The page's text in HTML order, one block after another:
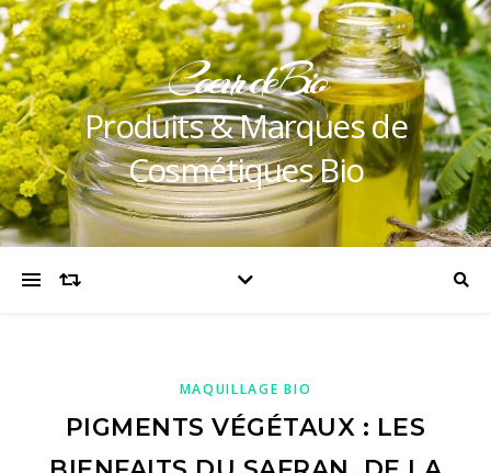
Coeur de Bio
Produits & Marques de
Cosmétiques Bio
MAQUILLAGE BIO
PIGMENTS VÉGÉTAUX : LES